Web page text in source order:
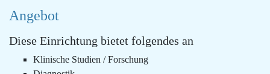
Angebot
Diese Einrichtung bietet folgendes an
Klinische Studien / Forschung